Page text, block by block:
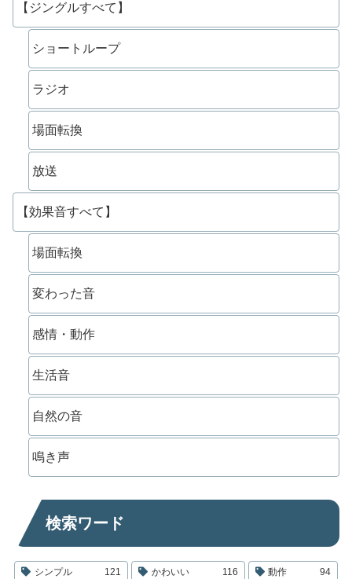
【ジングルすべて】
ショートループ
ラジオ
場面転換
放送
【効果音すべて】
場面転換
変わった音
感情・動作
生活音
自然の音
鳴き声
検索ワード
シンプル 121 かわいい 116 動作 94